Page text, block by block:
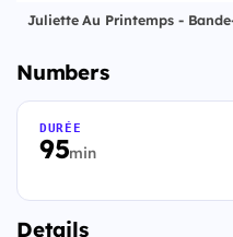
Numbers
95min
DURÉE
Details